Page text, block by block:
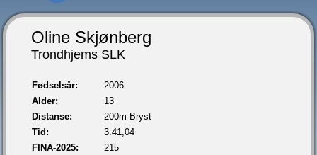
Oline Skjønberg
Trondhjems SLK
Fødselsår:
2006
Alder:
13
Distanse:
200m Bryst
Tid:
3.41,04
FINA-2025:
215